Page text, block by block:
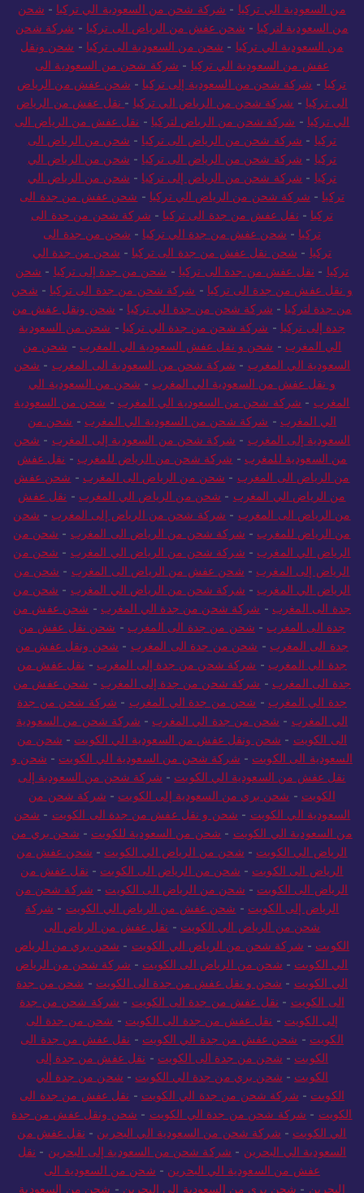
من السعودية الي تركيا - شركة شحن من السعودية الي تركيا - شحن
من السعودية لتركيا - شحن عفش من الرياض الى تركيا - شركة شحن
من السعودية الي تركيا - شحن من السعودية الى تركيا - شحن ونقل
عفش من السعودية الي تركيا - شركة شحن من السعودية الى
تركيا - شركة شحن من السعودية إلى تركيا - شحن عفش من الرياض
الى تركيا - شركة شحن من الرياض الي تركيا - نقل عفش من الرياض
الي تركيا - شركة شحن من الرياض لتركيا - نقل عفش من الرياض الى
تركيا - شركة شحن من الرياض الى تركيا - شحن من الرياض الى
تركيا - شركة شحن من الرياض الى تركيا - شحن من الرياض الي
تركيا - شركة شحن من الرياض إلى تركيا - شحن من الرياض الي
تركيا - شركة شحن من الرياض الي تركيا - شحن عفش من جدة الى
تركيا - نقل عفش من جدة الى تركيا - شركة شحن من جدة الى
تركيا - شحن عفش من جدة الي تركيا - شحن من جدة الى
تركيا - شحن نقل عفش من جدة الى تركيا - شحن من جدة الي
تركيا - نقل عفش من جدة الى تركيا - شحن من جدة إلى تركيا - شحن
و نقل عفش من جدة الى تركيا - شركة شحن من جدة الى تركيا - شحن
من جدة لتركيا - شركة شحن من جدة الي تركيا - شحن ونقل عفش من
جدة إلى تركيا - شركة شحن من جدة الي تركيا - شحن من السعودية
الي المغرب - شحن و نقل عفش السعودية الي المغرب - شحن من
السعودية الي المغرب - شركة شحن من السعودية الى المغرب - شحن
و نقل عفش من السعودية الي المغرب - شحن من السعودية الي
المغرب - شركة شحن من السعودية الي المغرب - شحن من السعودية
الي المغرب - شركة شحن من السعودية الي المغرب - شحن من
السعودية إلى المغرب - شركة شحن من السعودية إلى المغرب - شحن
من السعودية للمغرب - شركة شحن من الرياض للمغرب - نقل عفش
من الرياض الى المغرب - شحن من الرياض الى المغرب - شحن عفش
من الرياض الي المغرب - شحن من الرياض الي المغرب - نقل عفش
من الرياض الى المغرب - شركة شحن من الرياض إلى المغرب - شحن
من الرياض للمغرب - شركة شحن من الرياض الى المغرب - شحن من
الرياض الي المغرب - شركة شحن من الرياض الي المغرب - شحن من
الرياض إلى المغرب - شحن عفش من الرياض الى المغرب - شحن من
الرياض الي المغرب - شركة شحن من الرياض الي المغرب - شحن من
جدة الى المغرب - شركة شحن من جدة الي المغرب - شحن عفش من
جدة الى المغرب - شحن من جدة الى المغرب - شحن نقل عفش من
جدة الى المغرب - شحن من جدة الى المغرب - شحن ونقل عفش من
جدة الي المغرب - شركة شحن من جدة إلى المغرب - نقل عفش من
جدة الى المغرب - شركة شحن من جدة إلى المغرب - شحن عفش من
جدة الي المغرب - شحن من جدة الي المغرب - شركة شحن من جدة
الي المغرب - شحن من جدة الي المغرب - شركة شحن من السعودية
الى الكويت - شحن ونقل عفش من السعودية الي الكويت - شحن من
السعودية الى الكويت - شركة شحن من السعودية الي الكويت - شحن و
نقل عفش من السعودية الي الكويت - شركة شحن من السعودية إلى
الكويت - شحن بري من السعودية إلى الكويت - شركة شحن من
السعودية الي الكويت - شحن و نقل عفش من جدة الى الكويت - شحن
من السعودية الي الكويت - شحن من السعودية للكويت - شحن بري من
الرياض الي الكويت - شحن من الرياض الي الكويت - شحن عفش من
الرياض الى الكويت - شحن من الرياض الى الكويت - نقل عفش من
الرياض الى الكويت - شحن من الرياض الى الكويت - شركة شحن من
الرياض إلى الكويت - شحن عفش من الرياض الي الكويت - شركة
شحن من الرياض الي الكويت - نقل عفش من الرياض الى
الكويت - شركة شحن من الرياض الي الكويت - شحن بري من الرياض
الي الكويت - شحن من الرياض الى الكويت - شركة شحن من الرياض
الي الكويت - شحن و نقل عفش من جدة الى الكويت - شحن من جدة
الى الكويت - نقل عفش من جدة الى الكويت - شركة شحن من جدة
إلى الكويت - نقل عفش من جدة الى الكويت - شحن من جدة الى
الكويت - شحن عفش من جدة الي الكويت - نقل عفش من جدة الى
الكويت - شحن من جدة الى الكويت - نقل عفش من جدة إلى
الكويت - شحن بري من جدة الي الكويت - شحن من جدة الي
الكويت - شركة شحن من جدة الي الكويت - نقل عفش من جدة الى
الكويت - شركة شحن من جدة الي الكويت - شحن ونقل عفش من جدة
الي الكويت - شركة شحن من السعودية الي البحرين - نقل عفش من
السعودية الي البحرين - شركة شحن من السعودية إلى البحرين - نقل
عفش من السعودية الي البحرين - شحن من السعودية الى
البحرين - شحن بري من السعودية الي البحرين - شحن من السعودية